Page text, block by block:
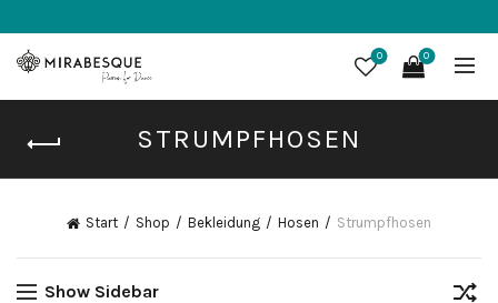
0 0
STRUMPFHOSEN
Start Shop Bekleidung Hosen Strumpfhosen
Show Sidebar